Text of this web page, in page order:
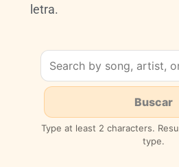
letra.
Type at least 2 characters.
type.